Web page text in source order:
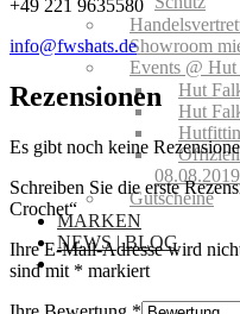
Showroom
Events @ Hut
Hut
Hut
08.08.2019
Gutscheine
MARKEN
NEWS | BLOG
+49 221 9635580
info@fwshats.de
Rezensionen
Es gibt noch keine
Schreiben Sie die erste
Crochet“
Ihre E-Mail-Adresse wird
sind mit * markiert